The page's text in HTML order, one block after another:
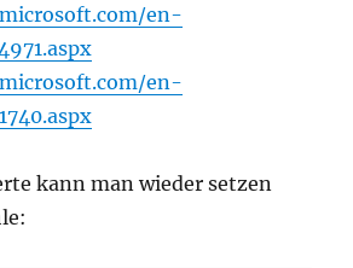
en-
en-
kann man wieder setzen